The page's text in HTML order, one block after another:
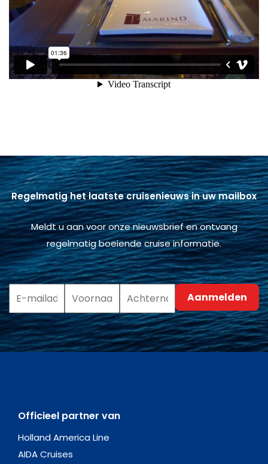
Regelmatig het laatste cruisenieuws in uw mailbox
Meldt u aan voor onze nieuwsbrief en ontvang
regelmatig boeiende cruise informatie.
Officieel partner van
Holland America Line
AIDA Cruises